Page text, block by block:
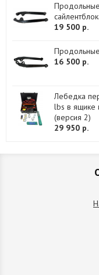
19 500 р.
16 500 р.
Лебедка
lbs в ящике
(версия 2)
29 950 р.